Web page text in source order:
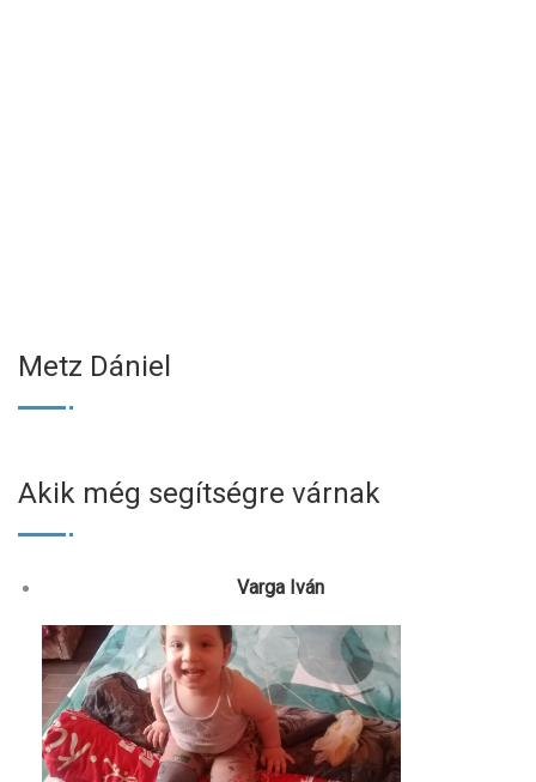
Metz Dániel
Akik még segítségre várnak
Varga Iván